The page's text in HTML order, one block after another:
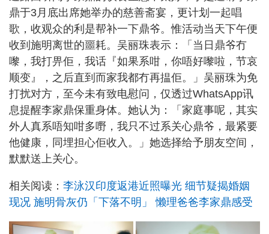
鼎于3月底出席她举办的慈善斋宴，更计划一起唱
歌，收观众的利是帮补一下鼎爷。惟活动当天下午便
收到施明离世的噩耗。吴丽珠表示：「当日鼎爷冇
嚟，我打畀佢，我话『如果系咁，你唔好嚟啦，节哀
顺变』，之后直到而家我都冇再揾佢。」吴丽珠为免
打扰对方，至今未有致电慰问，仅透过WhatsApp讯
息提醒李家鼎保重身体。她认为：「家庭事呢，其实
外人真系唔知咁多嘢，我只不过系关心鼎爷，最紧要
他健康，同埋担心佢收入。」她选择给予朋友空间，
默默送上关心。
相关阅读： 李泳汉印度返港近照曝光 细节疑揭婚姻
现况 施明骨灰仍「下落不明」 懒理爸爸李家鼎感受